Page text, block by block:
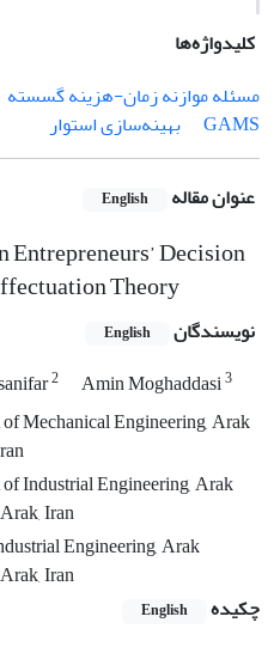
کلیدواژه‌ها
مسئله موازنه زمان-هزینه گسسته
GAMS
بهینه‌سازی استوار
عنوان مقاله English
Decision
Theory
نویسندگان English
2 Amin Moghaddasi3
Mechanical Engineering, Arak
Industrial Engineering, Arak
Iran
Engineering, Arak
Iran
چکیده
English